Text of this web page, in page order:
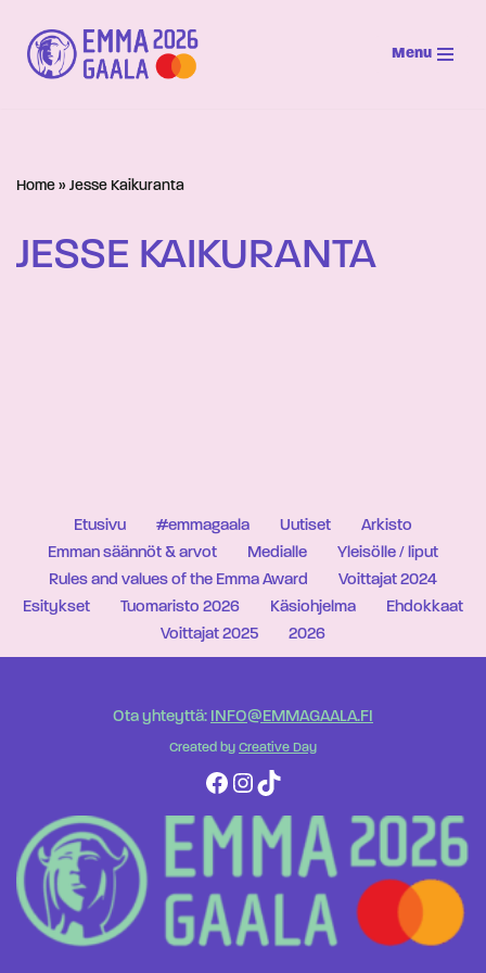
Siirry
suoraan
Menu
Home » Jesse Kaikuranta
JESSE KAIKURANTA
Etusivu #emmagaala Uutiset
Arkisto
Emman säännöt & arvot
Medialle
Yleisölle / liput
Rules and values of the Emma Award
Voittajat 2024
Esitykset
Tuomaristo 2026 Käsiohjelma
Ehdokkaat
Voittajat 2025
2026
Ota yhteyttä: INFO@EMMAGAALA.FI
Created by Creative Day